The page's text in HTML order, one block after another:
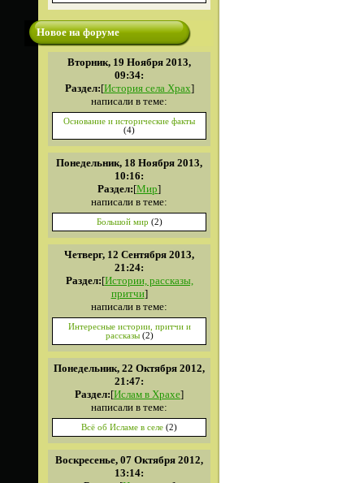
Новое на форуме
Вторник, 19 Ноября 2013,
09:34:
Раздел:[История села Храх]
написали в теме:
Основание и исторические факты
(4)
Понедельник, 18 Ноября 2013,
10:16:
Раздел:[Мир]
написали в теме:
Большой мир (2)
Четверг, 12 Сентября 2013,
21:24:
Раздел:[Истории, рассказы,
притчи]
написали в теме:
Интересные истории, притчи и
рассказы (2)
Понедельник, 22 Октября 2012,
21:47:
Раздел:[Ислам в Храхе]
написали в теме:
Всё об Исламе в селе (2)
Воскресенье, 07 Октября 2012,
13:14: